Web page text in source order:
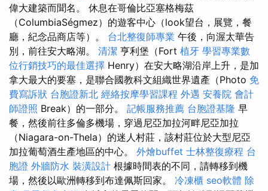
偉大建築而聞名。 休息在哥倫比亞塞格梅茲
（ColumbiaSégmez）的遊客中心（look望台，展覽，餐
廳，紀念品商店等）。 台北整復師專業 午後，向渥太華告
別，前往安大略湖。 清潔 亨利堡（Fort 植牙 學習專業數
位行銷技巧的最佳選擇 Henry）在安大略湖沿岸上升，是加
拿大最大的要塞，是聯合國教科文組織世界遺產（Photo 免
費寫訴狀 台胞證新北 經絡按摩學習課程 外遇 安養院 會計
師證照 Break）的一部分。 記帳服務推薦 台胞證基隆 早
餐，然後前往多倫多機場，穿過尼亞加拉河畔尼亞加拉
（Niagara-on-Thela）的迷人村莊，該村莊位於大型尼亞
加拉葡萄酒生產地區的中心。 外燴buffet 士林整復療程 台
胞證 外牆防水 裝潢設計 根據時間表的不同，請轉移到機
場，然後以歐洲轉移到布達佩斯回家。 冷凍櫃 seo軟體 除